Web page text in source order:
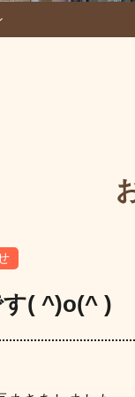
す( ^)o(^ )